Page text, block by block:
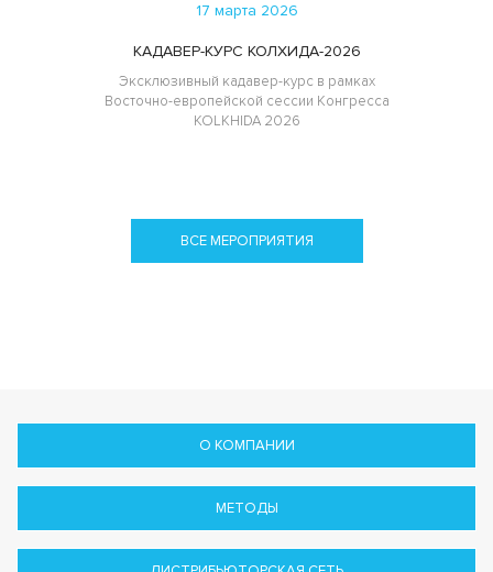
17 марта 2026
КАДАВЕР-КУРС КОЛХИДА-2026
Эксклюзивный кадавер-курс в рамках
Восточно-европейской сессии Конгресса
KOLKHIDA 2026
ВСЕ МЕРОПРИЯТИЯ
О КОМПАНИИ
МЕТОДЫ